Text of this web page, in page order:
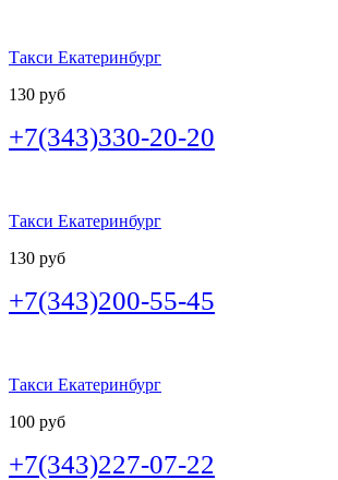
Такси Екатеринбург
130 руб
+7(343)330-20-20
Такси Екатеринбург
130 руб
+7(343)200-55-45
Такси Екатеринбург
100 руб
+7(343)227-07-22